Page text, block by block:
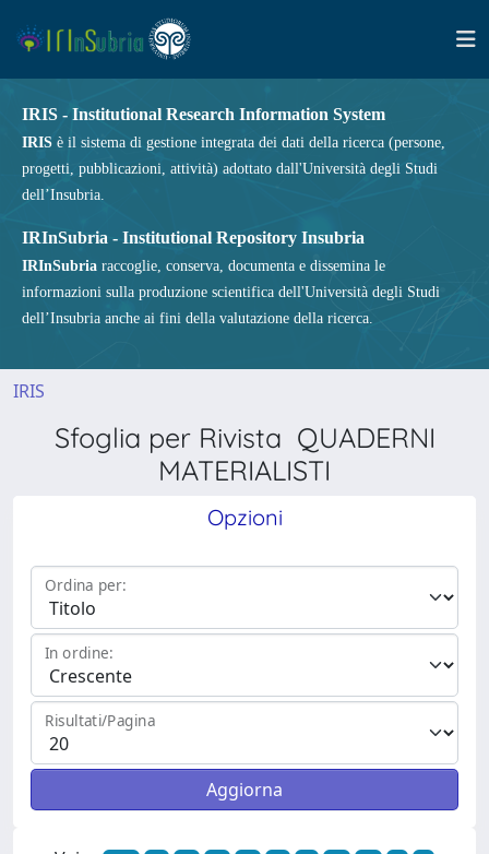
IRIS - Institutional Research Information System
IRIS è il sistema di gestione integrata dei dati della ricerca (persone,
progetti, pubblicazioni, attività) adottato dall'Università degli Studi
dell’Insubria.
IRInSubria - Institutional Repository Insubria
IRInSubria raccoglie, conserva, documenta e dissemina le
informazioni sulla produzione scientifica dell'Università degli Studi
dell’Insubria anche ai fini della valutazione della ricerca.
IRIS
Sfoglia per Rivista QUADERNI
MATERIALISTI
Opzioni
Ordina per:
In ordine:
Risultati/Pagina